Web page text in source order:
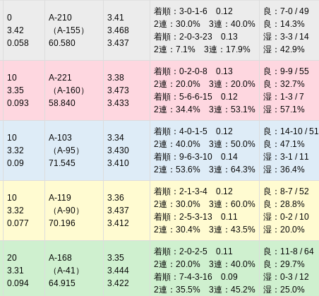
0
3.42
0.058
A-210
（A-155）
60.580
3.41
3.468
3.437
着順：3-0-1-6 0.12
2連：30.0% 3連：40.0%
着順：2-0-3-23 0.13
2連：7.1% 3連：17.9%
良：7-0 / 49
良：14.3%
湿：3-3 / 14
湿：42.9%
10
3.35
0.093
A-221
（A-160）
58.840
3.38
3.473
3.433
着順：0-2-0-8 0.13
2連：20.0% 3連：20.0%
着順：5-6-6-15 0.12
2連：34.4% 3連：53.1%
良：9-9 / 55
良：32.7%
湿：1-3 / 7
湿：57.1%
10
3.32
0.09
A-103
（A-95）
71.545
3.34
3.430
3.410
着順：4-0-1-5 0.12
2連：40.0% 3連：50.0%
着順：9-6-3-10 0.14
2連：53.6% 3連：64.3%
良：14-10 / 51
良：47.1%
湿：3-1 / 11
湿：36.4%
10
3.32
0.077
A-119
（A-90）
70.196
3.36
3.437
3.412
着順：2-1-3-4 0.12
2連：30.0% 3連：60.0%
着順：2-5-3-13 0.11
2連：30.4% 3連：43.5%
良：8-7 / 52
良：28.8%
湿：0-2 / 10
湿：20.0%
20
3.31
0.094
A-168
（A-41）
64.915
3.35
3.444
3.422
着順：2-0-2-5 0.11
2連：20.0% 3連：40.0%
着順：7-4-3-16 0.09
2連：35.5% 3連：45.2%
良：11-8 / 64
良：29.7%
湿：0-3 / 12
湿：25.0%